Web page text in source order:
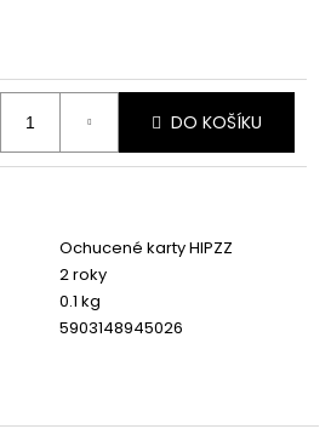
DO KOŠÍKU
Ochucené karty HIPZZ
2 roky
0.1 kg
5903148945026